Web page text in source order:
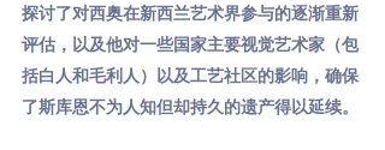
探讨了对西奥在新西兰艺术界参与的逐渐重新
评估，以及他对一些国家主要视觉艺术家（包
括白人和毛利人）以及工艺社区的影响，确保
了斯库恩不为人知但却持久的遗产得以延续。